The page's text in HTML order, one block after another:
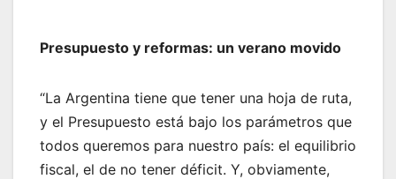
Presupuesto y reformas: un verano movido
“La Argentina tiene que tener una hoja de ruta,
y el Presupuesto está bajo los parámetros que
todos queremos para nuestro país: el equilibrio
fiscal, el de no tener déficit. Y, obviamente,